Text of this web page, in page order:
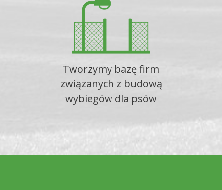
Tworzymy bazę firm
związanych z budową
wybiegów dla psów